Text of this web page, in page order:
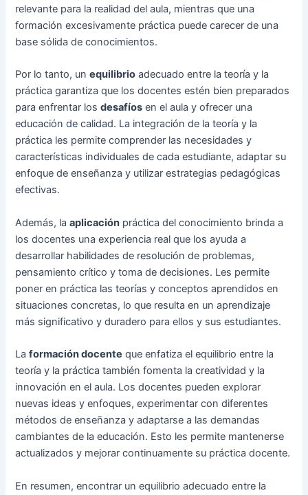
relevante para la realidad del aula, mientras que una
formación excesivamente práctica puede carecer de una
base sólida de conocimientos.
Por lo tanto, unequilibrio adecuado entre la teoría y la
práctica garantiza que los docentes estén bien preparados
para enfrentar losdesafíos en el aula y ofrecer una
educación de calidad. La integración de la teoría y la
práctica les permite comprender las necesidades y
características individuales de cada estudiante, adaptar su
enfoque de enseñanza y utilizar estrategias pedagógicas
efectivas.
Además, laaplicación práctica del conocimiento brinda a
los docentes una experiencia real que los ayuda a
desarrollar habilidades de resolución de problemas,
pensamiento crítico y toma de decisiones. Les permite
poner en práctica las teorías y conceptos aprendidos en
situaciones concretas, lo que resulta en un aprendizaje
más significativo y duradero para ellos y sus estudiantes.
Laformación docente que enfatiza el equilibrio entre la
teoría y la práctica también fomenta la creatividad y la
innovación en el aula. Los docentes pueden explorar
nuevas ideas y enfoques, experimentar con diferentes
métodos de enseñanza y adaptarse a las demandas
cambiantes de la educación. Esto les permite mantenerse
actualizados y mejorar continuamente su práctica docente.
En resumen, encontrar un equilibrio adecuado entre la